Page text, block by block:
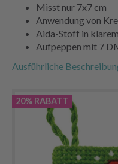
Misst nur 7x7 cm
Anwendung von
Aida-Stoff in
Aufpeppen mit 7
Ausführliche
20% RABATT